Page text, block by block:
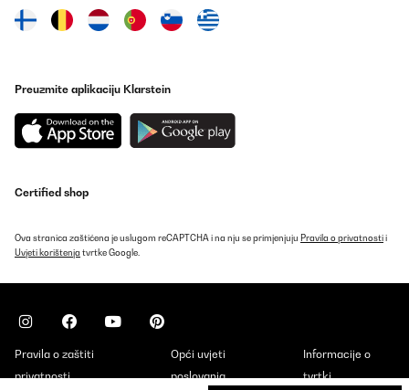
Preuzmite aplikaciju Klarstein
Certified shop
Ova stranica zaštićena je uslugom reCAPTCHA i na nju se primjenjuju Pravila o privatnostii
Uvjeti korištenja tvrtke Google.
Pravila o zaštiti
privatnosti
Opći uvjeti
poslovanja
Informacije o
tvrtki